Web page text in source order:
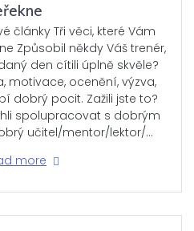
články Tři věci, které Vám
Způsobil někdy Váš trenér,
den cítili úplně skvěle?
motivace, ocenění, výzva,
dobrý pocit. Zažili jste to?
spolupracovat s dobrým
učitel/mentor/lektor/…
more